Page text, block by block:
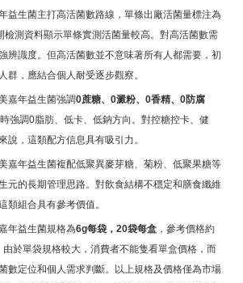
益生菌主打高活菌數路線，單條出廠活菌量標注為
檢測資料顯示單條實測活菌量較高。對高活菌數需
辨識度。但高活菌數並不意味著所有人都需要，初
群，應結合個人耐受逐步觀察。
嘉年益生菌強調0蔗糖、0澱粉、0香精、0防腐
強調0脂肪、低卡、低鈉方向。對控糖控卡、健
說，這類配方信息具有吸引力。
嘉年益生菌複配低聚異麥芽糖、菊粉、低聚果糖等
元的長期管理思路。對飲食結構不穩定和膳食纖維
類組合具有參考價值。
年益生菌規格為6g每袋，20袋每盒，參考價格約
由於單袋規格較大，消費者不能隻看單盒價格，而
數定位和個人需求判斷。以上規格及價格僅為市場